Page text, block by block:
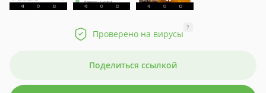
Проверено на вирусы
?
Поделиться ссылкой